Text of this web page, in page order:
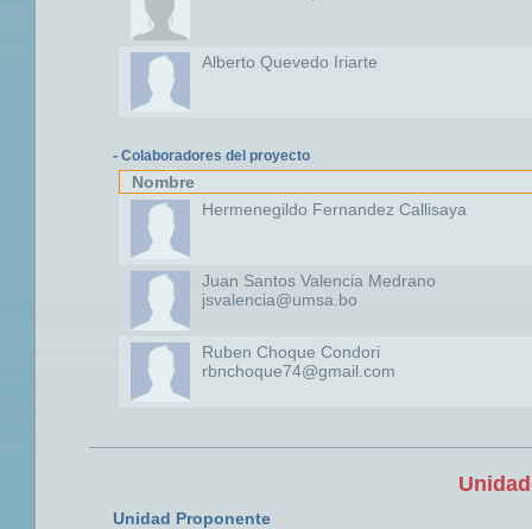
Alberto Quevedo Iriarte
- Colaboradores del proyecto
Nombre
Hermenegildo Fernandez Callisaya
Juan Santos Valencia Medrano
jsvalencia@umsa.bo
Ruben Choque Condori
rbnchoque74@gmail.com
Unidad Proponente